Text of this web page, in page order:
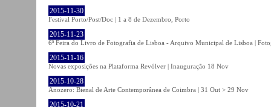
2015-11-30
Festival Porto/Post/Doc | 1 a 8 de Dezembro, Porto
2015-11-23
6ª Feira do Livro de Fotografia de Lisboa - Arquivo Municipal de Lisboa |
2015-11-16
Novas exposições na Plataforma Revólver | Inauguração 18 Nov
2015-10-28
Anozero: Bienal de Arte Contemporânea de Coimbra | 31 Out > 29 Nov
2015-10-21